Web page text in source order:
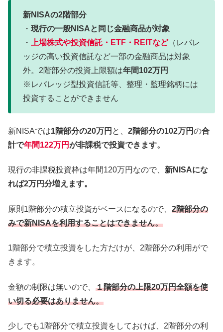
新NISAの2階部分
・ 現行の一般NISAと同じ金融商品が対象
・
上場株式や投資信託・ETF・REITなど（レバレ
ッジの高い投資信託など一部の金融商品は対象
外。2階部分の投資上限額は年間102万円
※レバレッジ型投資信託等、整理・監理銘柄には
投資することができません
新NISAでは1階部分の20万円 と、 2階部分の102万円の合
計で年間122万円が非課税で投資できます。
現行の非課税投資枠は年間120万円なので、 新NISAにな
れば2万円分増えます。
原則1階部分の積立投資がベースになるので、 2階部分の
みで新NISAを利用することはできません。
1階部分で積立投資をした方だけが、2階部分の利用がで
きます。
金額の制限は無いので、 １階部分の上限20万円全額を使
い切る必要はありません。
少しでも1階部分で積立投資をしておけば、2階部分の利